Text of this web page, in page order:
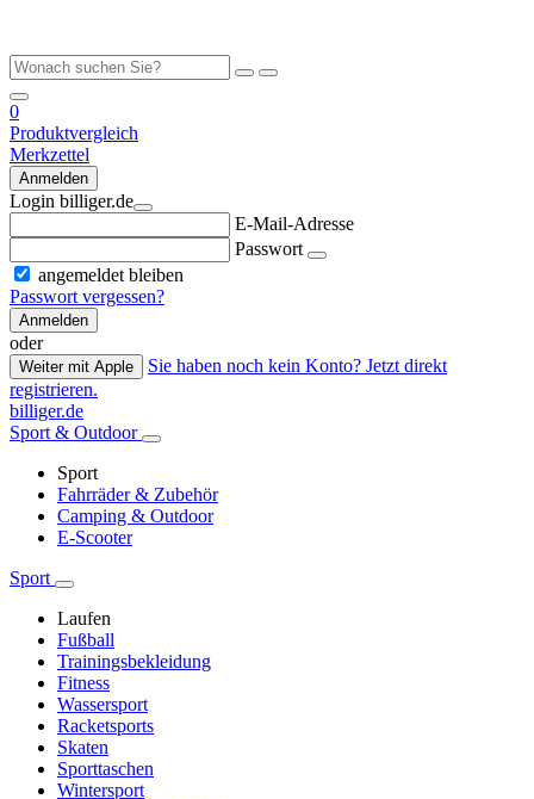
0
Produktvergleich
Merkzettel
Anmelden
Login billiger.de
E-Mail-Adresse
Passwort
angemeldet bleiben
Passwort vergessen?
Anmelden
oder
Weiter mit Apple
Sie haben noch kein Konto? Jetzt direkt
registrieren.
billiger.de
Sport & Outdoor
Sport
Fahrräder & Zubehör
Camping & Outdoor
E-Scooter
Sport
Laufen
Fußball
Trainingsbekleidung
Fitness
Wassersport
Racketsports
Skaten
Sporttaschen
Wintersport